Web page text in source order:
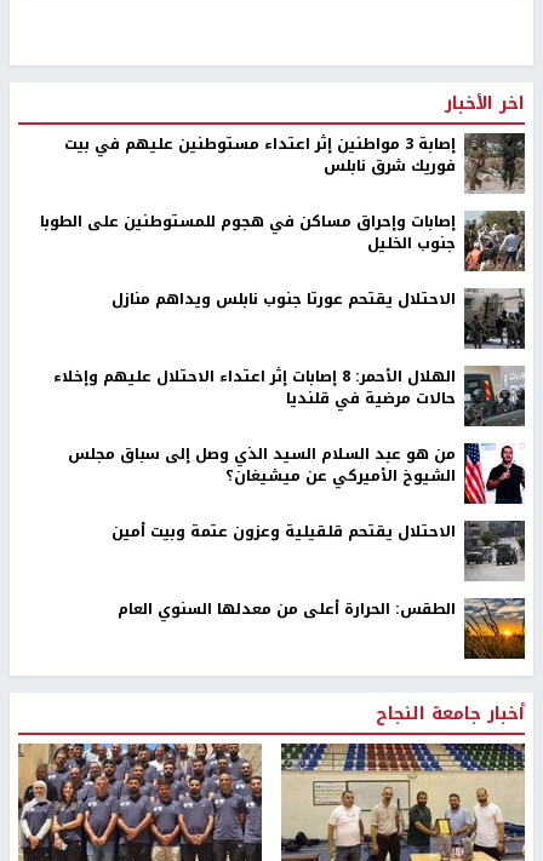
اخر الأخبار
إصابة 3 مواطنين إثر اعتداء مستوطنين عليهم في بيت
فوريك شرق نابلس
إصابات وإحراق مساكن في هجوم للمستوطنين على الطوبا
جنوب الخليل
الاحتلال يقتحم عورتا جنوب نابلس ويداهم منازل
الهلال الأحمر: 8 إصابات إثر اعتداء الاحتلال عليهم وإخلاء
حالات مرضية في قلنديا
من هو عبد السلام السيد الذي وصل إلى سباق مجلس
الشيوخ الأميركي عن ميشيغان؟
الاحتلال يقتحم قلقيلية وعزون عتمة وبيت أمين
الطقس: الحرارة أعلى من معدلها السنوي العام
أخبار جامعة النجاح